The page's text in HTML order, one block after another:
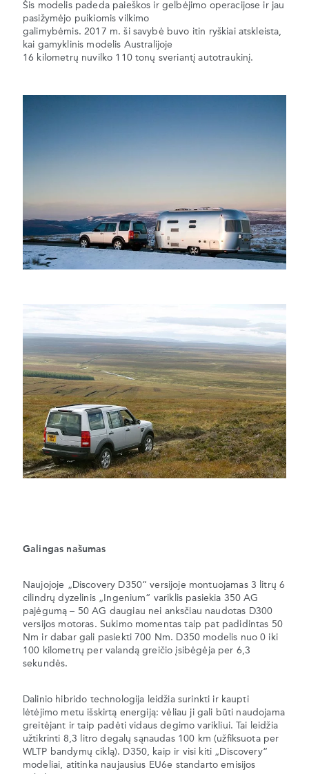
Šis modelis padeda paieškos ir gelbėjimo operacijose ir jau
pasižymėjo puikiomis vilkimo
galimybėmis. 2017 m. ši savybė buvo itin ryškiai atskleista,
kai gamyklinis modelis Australijoje
16 kilometrų nuvilko 110 tonų sveriantį autotraukinį.
Galingas našumas
Naujojoje „Discovery D350“ versijoje montuojamas 3 litrų 6
cilindrų dyzelinis „Ingenium“ variklis pasiekia 350 AG
pajėgumą – 50 AG daugiau nei anksčiau naudotas D300
versijos motoras. Sukimo momentas taip pat padidintas 50
Nm ir dabar gali pasiekti 700 Nm. D350 modelis nuo 0 iki
100 kilometrų per valandą greičio įsibėgėja per 6,3
sekundės.
Dalinio hibrido technologija leidžia surinkti ir kaupti
lėtėjimo metu išskirtą energiją: vėliau ji gali būti naudojama
greitėjant ir taip padėti vidaus degimo varikliui. Tai leidžia
užtikrinti 8,3 litro degalų sąnaudas 100 km (užfiksuota per
WLTP bandymų ciklą). D350, kaip ir visi kiti „Discovery“
modeliai, atitinka naujausius EU6e standarto emisijos